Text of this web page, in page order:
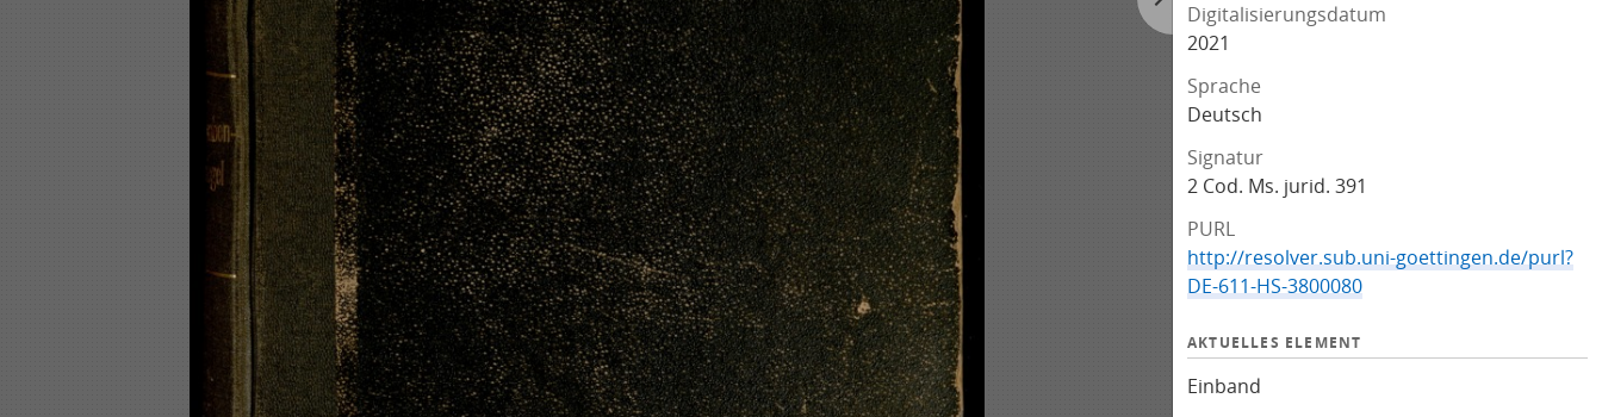
Digitalisierungsdatum
2021
Sprache
Deutsch
Signatur
2 Cod. Ms. jurid. 391
PURL
http://resolver.sub.uni-goettingen.de/purl?
DE-611-HS-3800080
AKTUELLES ELEMENT
Einband